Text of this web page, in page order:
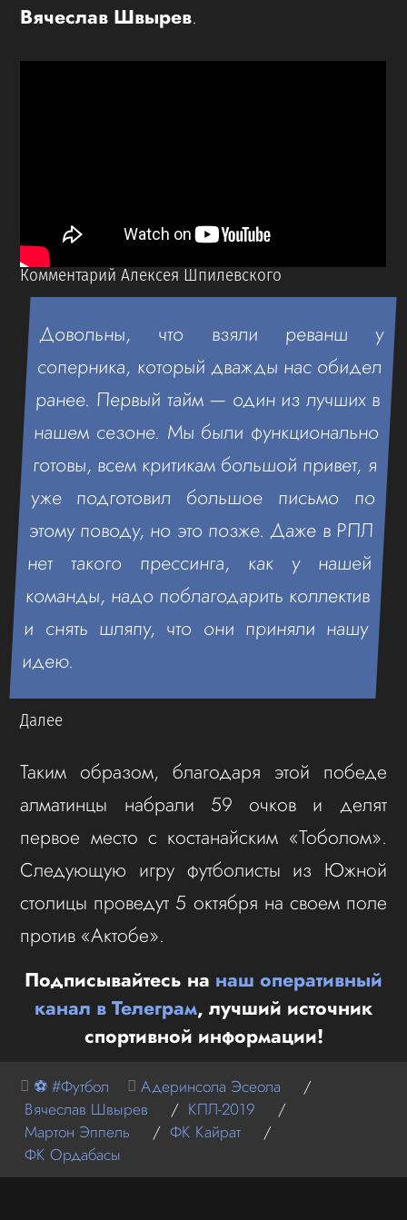
Вячеслав Швырев.
Комментарий Алексея Шпилевского
Довольны, что взяли реванш у
соперника, который дважды нас обидел
ранее. Первый тайм — один из лучших в
нашем сезоне. Мы были функционально
готовы, всем критикам большой привет, я
уже подготовил большое письмо по
этому поводу, но это позже. Даже в РПЛ
нет такого прессинга, как у нашей
команды, надо поблагодарить коллектив
и снять шляпу, что они приняли нашу
идею.
Далее
Таким образом, благодаря этой победе
алматинцы набрали 59 очков и делят
первое место с костанайским «Тоболом».
Следующую игру футболисты из Южной
столицы проведут 5 октября на своем поле
против «Актобе».
Подписывайтесь на наш оперативный
канал в Телеграм, лучший источник
спортивной информации!
⚽ #Футбол Адеринсола Эсеола
/
Вячеслав Швырев
/ КПЛ-2019
/
Мартон Эппель
/ ФК Кайрат
/
ФК Ордабасы